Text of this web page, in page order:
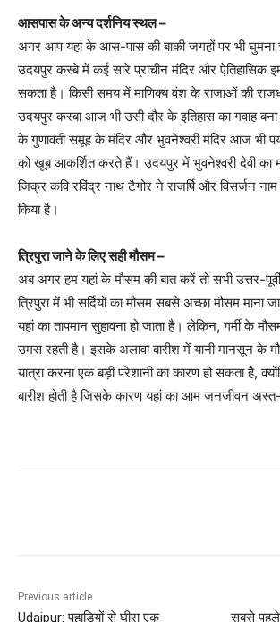
आसपास के अन्य दर्शनिय स्थल –
अगर आप यहां के आस-पास की बाकी जगहों पर भी घुमना
उदयपुर कस्बे में कई सारे प्राचीन मंदिर और ऐतिहासिक
सकता है। किसी समय में माणिक्य वंश के राजाओं की
उदयपुर कस्बा आज भी उसी दौर के इतिहास का गवाह
के गुणावती समूह के मंदिर और भुवनेश्वरी मंदिर आज भी
को खूब आकर्शित करते हैं। उदयपुर में भुवनेश्वरी देवी का
जिक्र कवि रविंद्र नाथ टैगोर ने राजर्षि और विसर्जन
किया है।
त्रिपुरा जाने के लिए सही मौसम –
अब अगर हम यहां के मौसम की बात करें तो सभी उत्तर-पूर्वी
त्रिपुरा में भी सर्दियों का मौसम सबसे अच्छा मौसम माना
यहां का तापमान सुहावना हो जाता है। लेकिन, गर्मी के
उमस रहती है। इसके अलावा बारीश में यानी मानसून के
यात्रा करना एक बड़ी परेशानी का कारण हो सकता है,
बारीश होती है जिसके कारण यहां का आम जनजीवन अस्त-
Previous article
Udaipur: पहाड़ियों से घीरा एक सबसे पहले